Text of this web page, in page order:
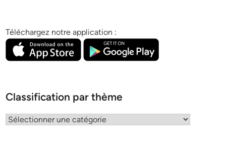
Téléchargez notre application :
Classification par thème
Classification